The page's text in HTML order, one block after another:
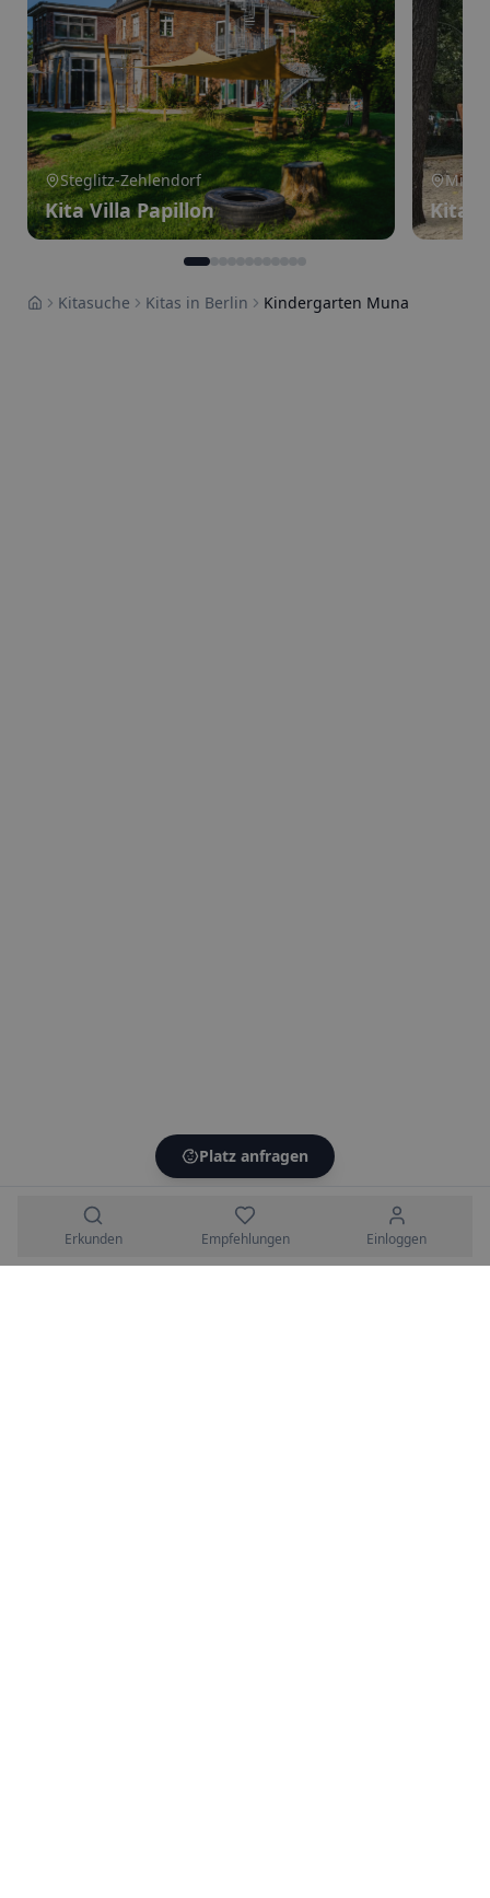
Steglitz-Zehlendorf
Kita Villa Papillon
Mitte
Kita
HomeKitasuche Kitas in Berlin Kindergarten Muna
Platz anfragen
Erkunden Empfehlungen Einloggen